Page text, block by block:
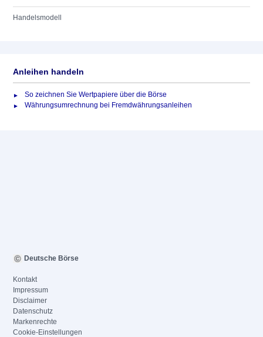
Handelsmodell
Anleihen handeln
So zeichnen Sie Wertpapiere über die Börse
Währungsumrechnung bei Fremdwährungsanleihen
Deutsche Börse
Kontakt
Impressum
Disclaimer
Datenschutz
Markenrechte
Cookie-Einstellungen